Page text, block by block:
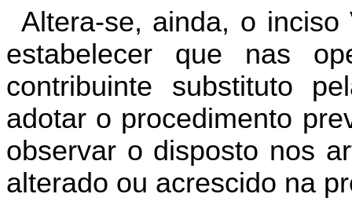
Altera-se, ainda, o
estabelecer que nas
contribuinte substituto
adotar o procedimento
observar o disposto nos
alterado ou acrescido na